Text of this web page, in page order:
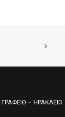
ΓΡΑΦΕΙΟ – ΗΡΑΚΛΕΙΟ